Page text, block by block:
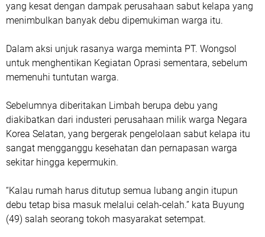
yang kesat dengan dampak perusahaan sabut kelapa yang
menimbulkan banyak debu dipemukiman warga itu.
Dalam aksi unjuk rasanya warga meminta PT. Wongsol
untuk menghentikan Kegiatan Oprasi sementara, sebelum
memenuhi tuntutan warga.
Sebelumnya diberitakan Limbah berupa debu yang
diakibatkan dari industeri perusahaan milik warga Negara
Korea Selatan, yang bergerak pengelolaan sabut kelapa itu
sangat mengganggu kesehatan dan pernapasan warga
sekitar hingga kepermukin.
“Kalau rumah harus ditutup semua lubang angin itupun
debu tetap bisa masuk melalui celah-celah.” kata Buyung
(49) salah seorang tokoh masyarakat setempat.